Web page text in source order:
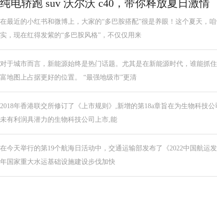
纯电轿跑 suv 沃尔沃 c40，带你释放夏日激情
在最近的小红书和微博上，大家的“多巴胺搭配”很是养眼！这个夏天，
实，现在红得发紫的“多巴胺风格”，不仅仅用来
对于城市而言，新能源始终是热门话题。尤其是在新能源时代，谁能抓
富地图上占据更好的位置。 “最强地级市”更清
2018年香港联交所修订了《上市规则》,新增的第18a章旨在为生物科技
未有利润具潜力的生物科技公司上市,能
在今天举行的第19个航海日活动中，交通运输部发布了《2022中国航运
年国家重大水运基础设施建设步伐加快